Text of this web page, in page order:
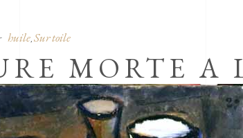
huile, Sur toile
MORTE A